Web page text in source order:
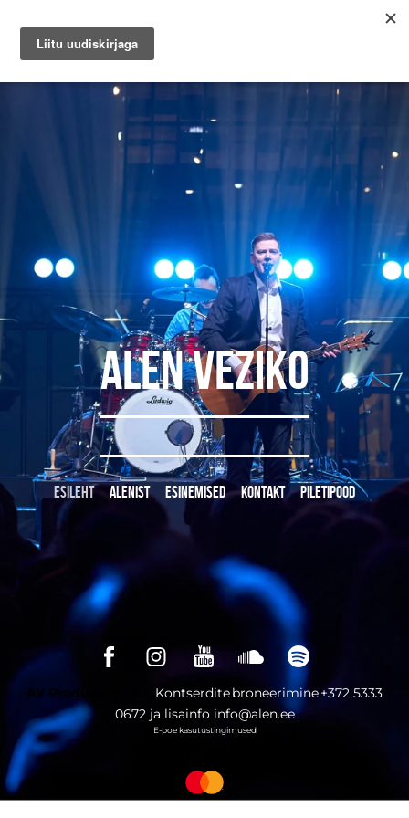
ALEN VEZIKO
ESILEHT ALENIST ESINEMISED KONTAKT PILETIPOOD
AV Production OÜ. Kontserditebroneerimine+372 5333
0672 ja lisainfo info@alen.ee
E-poe kasutustingimused